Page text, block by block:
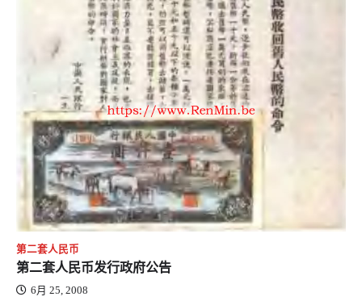
第二套人民币
第二套人民币发行政府公告
6月 25, 2008